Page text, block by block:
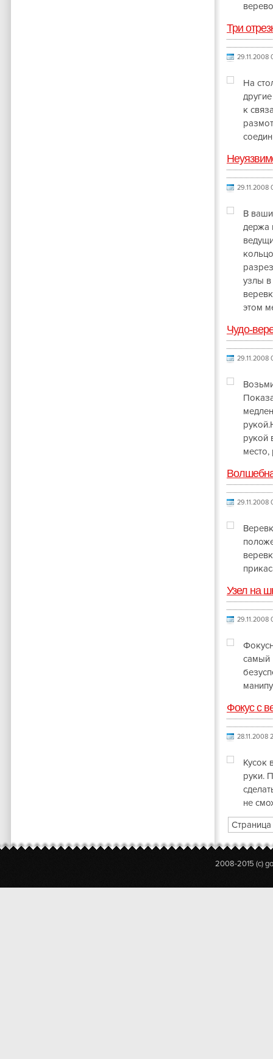
Три
29.11.2008
На
к
29.11.2008
В
держа
узлы в
этом
Чудо-
29.11.2008
рукой
место,
29.11.2008
Узел на
29.11.2008
самый
Фокус с
28.11.2008
Кусок
руки.
не
2008-2015 (c)